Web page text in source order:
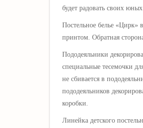
будет радовать своих
Постельное белье «Цирк»
принтом. Обратная
Пододеяльники
специальные тесемочки
не сбивается в
пододеяльников
коробки.
Линейка детского